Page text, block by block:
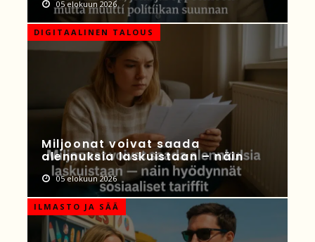
05 elokuun 2026
DIGITAALINEN TALOUS
Miljoonat voivat saada
alennuksia laskuistaan – näin
05 elokuun 2026
ILMASTO JA SÄÄ